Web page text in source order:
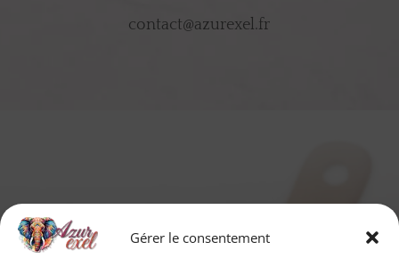
Gérer le consentement
contact@azurexel.fr